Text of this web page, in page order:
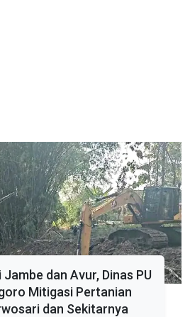
dan Avur, Dinas PU
Mitigasi Pertanian
dan Sekitarnya